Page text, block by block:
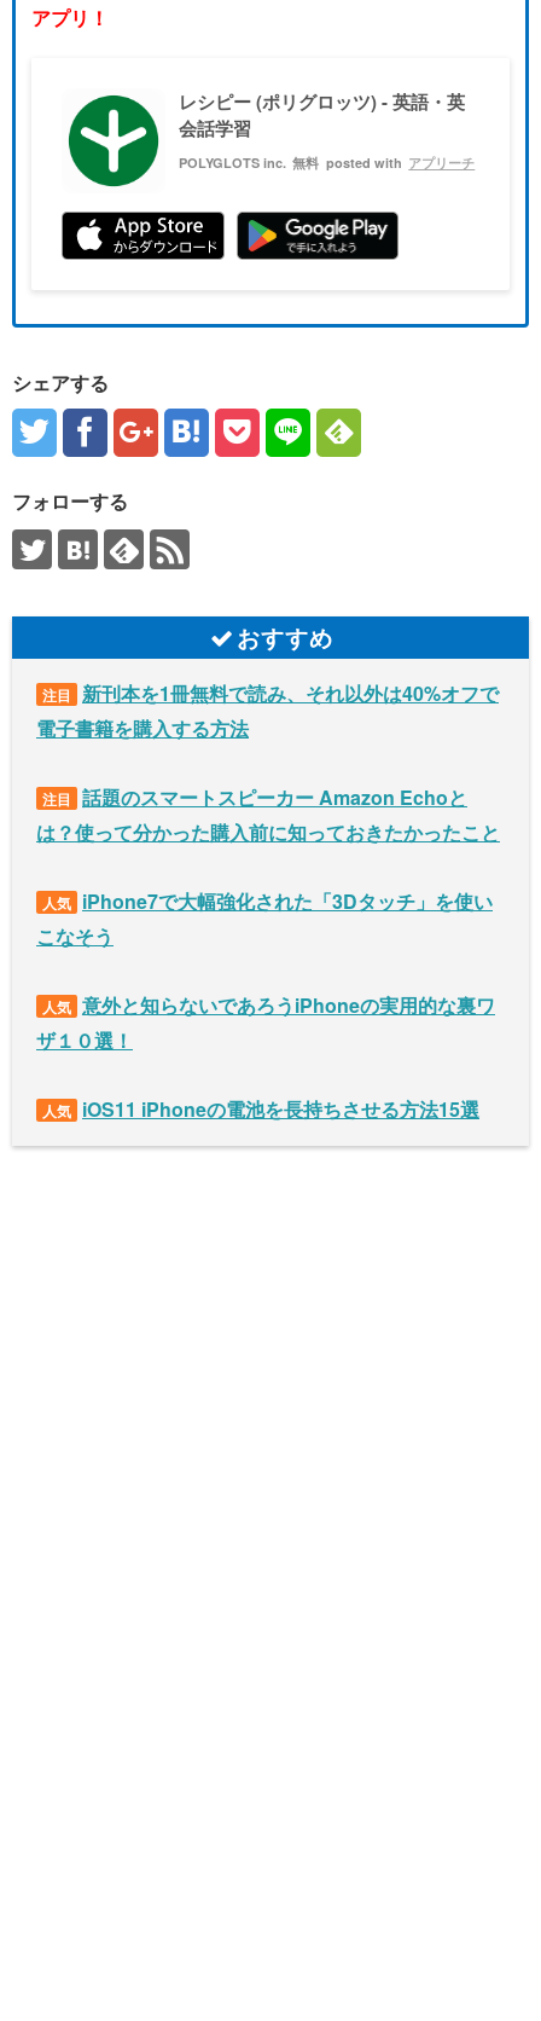
アプリ！
レシピー (ポリグロッツ) - 英語・英
会話学習
POLYGLOTS inc. 無料 posted with アプリーチ
シェアする
フォローする
おすすめ
注目
新刊本を1冊無料で読み、それ以外は40%オフで
電子書籍を購入する方法
注目
話題のスマートスピーカー Amazon Echoと
は？使って分かった購入前に知っておきたかったこと
人気 iPhone7で大幅強化された「3Dタッチ」を使い
こなそう
人気 意外と知らないであろうiPhoneの実用的な裏ワ
ザ１０選！
人気 iOS11 iPhoneの電池を長持ちさせる方法15選